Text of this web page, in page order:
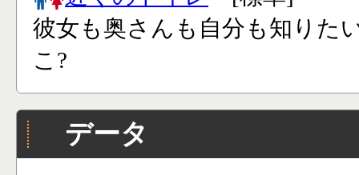
彼女も奥さんも自分も知りた
こ?
データ